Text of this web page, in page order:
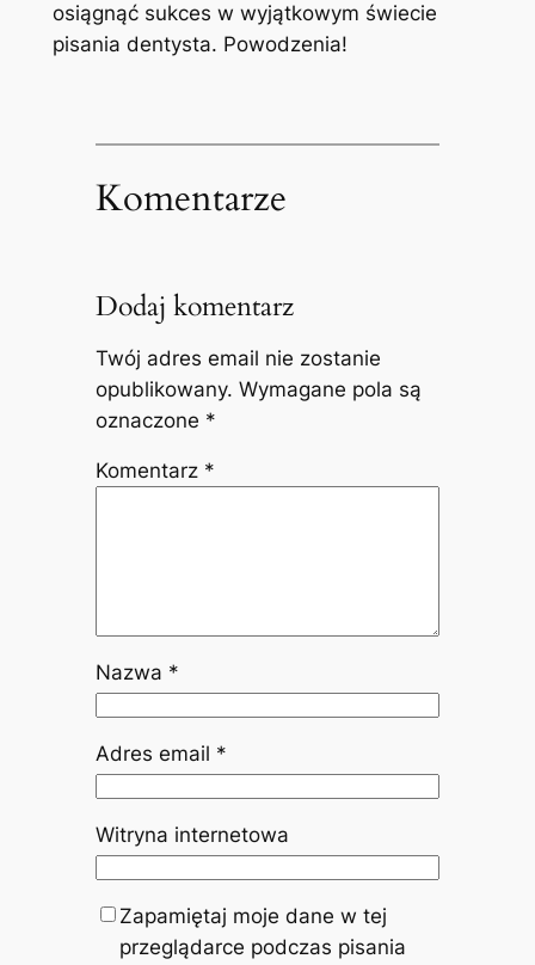
osiągnąć sukces w wyjątkowym świecie
pisania dentysta. Powodzenia!
Komentarze
Dodaj komentarz
Twój adres email nie zostanie
opublikowany. Wymagane pola są
oznaczone *
Komentarz *
Nazwa *
Adres email *
Witryna internetowa
Zapamiętaj moje dane w tej
przeglądarce podczas pisania